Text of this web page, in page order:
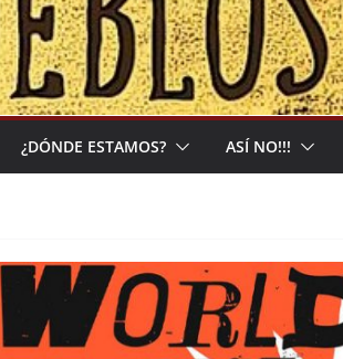
¿DÓNDE ESTAMOS? ASÍ NO!!!